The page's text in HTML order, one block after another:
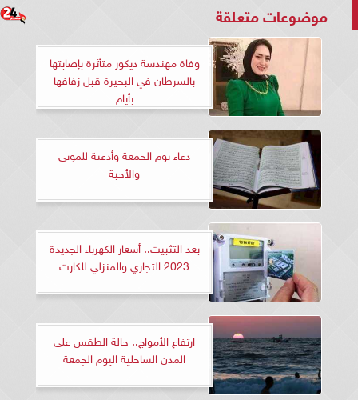
موضوعات متعلقة
وفاة مهندسة ديكور متأثرة بإصابتها
بالسرطان في البحيرة قبل زفافها
بأيام
دعاء يوم الجمعة وأدعية للموتى
والأحبة
بعد التثبيت.. أسعار الكهرباء الجديدة
2023 التجاري والمنزلي للكارت
ارتفاع الأمواج.. حالة الطقس على
المدن الساحلية اليوم الجمعة